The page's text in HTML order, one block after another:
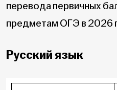
перевода первичных
предметам ОГЭ в 2026
Русский язык